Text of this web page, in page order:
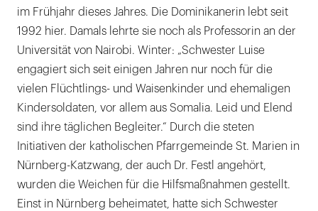
im Frühjahr dieses Jahres. Die Dominikanerin lebt seit
1992 hier. Damals lehrte sie noch als Professorin an der
Universität von Nairobi. Winter: „Schwester Luise
engagiert sich seit einigen Jahren nur noch für die
vielen Flüchtlings- und Waisenkinder und ehemaligen
Kindersoldaten, vor allem aus Somalia. Leid und Elend
sind ihre täglichen Begleiter.“ Durch die steten
Initiativen der katholischen Pfarrgemeinde St. Marien in
Nürnberg-Katzwang, der auch Dr. Festl angehört,
wurden die Weichen für die Hilfsmaßnahmen gestellt.
Einst in Nürnberg beheimatet, hatte sich Schwester